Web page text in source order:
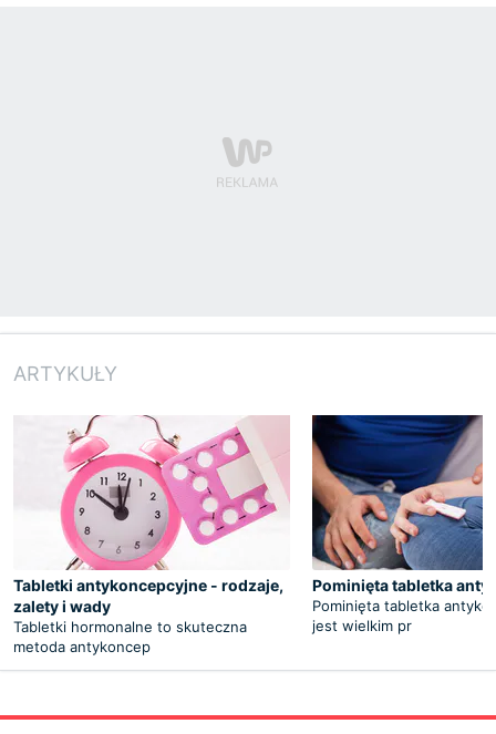
ARTYKUŁY
Tabletki antykoncepcyjne - rodzaje,
zalety i wady
Tabletki hormonalne to skuteczna
metoda antykoncep
Pominięta tabletka
Pominięta tabletka
jest wielkim pr